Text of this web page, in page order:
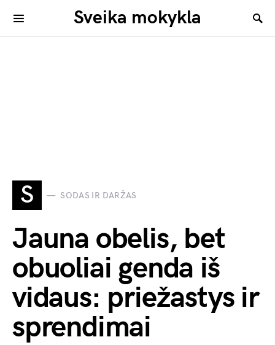
Sveika mokykla
S SODAS IR DARŽAS
Jauna obelis, bet
obuoliai genda iš
vidaus: priežastys ir
sprendimai